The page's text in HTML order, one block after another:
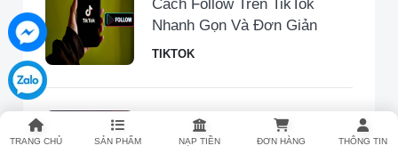
TRANG CHỦ SẢN PHẨM NẠP TIỀN ĐƠN HÀNG THÔNG TIN
Cách Follow Trên TikTok
Nhanh Gọn Và Đơn Giản
TIKTOK
Top 10 Bản Nhạc Trend
TikTok Hay, Hot Và Được Sử